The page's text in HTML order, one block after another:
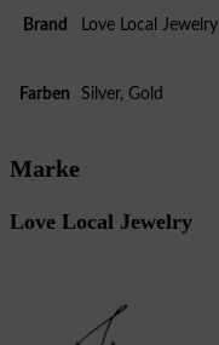
Brand Love Local Jewelry
Farben Silver, Gold
Marke
Love Local Jewelry